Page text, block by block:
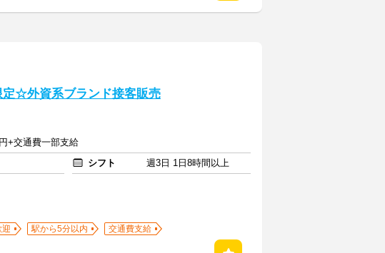
定☆外資系ブランド接客販売
+交通費一部支給
シフト
週3日 1日8時間以上
迎 駅から5分以内
交通費支給